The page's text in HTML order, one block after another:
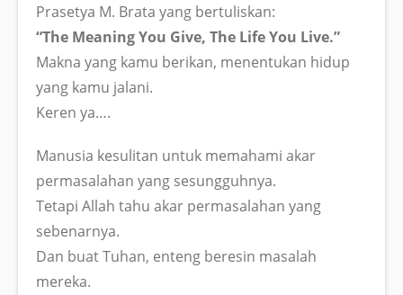
Prasetya M. Brata yang bertuliskan:
“The Meaning You Give, The Life You Live.”
Makna yang kamu berikan, menentukan hidup
yang kamu jalani.
Keren ya….
Manusia kesulitan untuk memahami akar
permasalahan yang sesungguhnya.
Tetapi Allah tahu akar permasalahan yang
sebenarnya.
Dan buat Tuhan, enteng beresin masalah
mereka.